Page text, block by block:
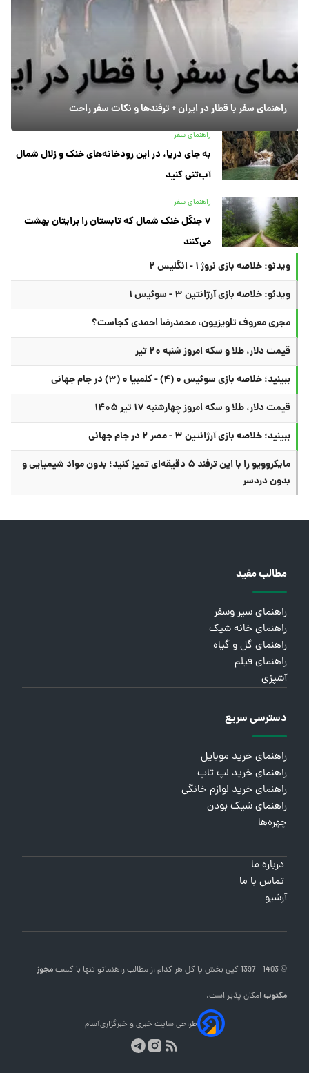
راهنمای سفر با قطار در ایران + ترفندها و نکات سفر راحت
راهنمای سفر
به جای دریا، در این رودخانه‌های خنک و زلال شمال
آب‌تنی کنید
راهنمای سفر
۷ جنگل خنک شمال که تابستان را برایتان بهشت
می‌کنند
ویدئو: خلاصه بازی نروژ ۱ - انگلیس ۲
ویدئو: خلاصه بازی آرژانتین ۳ - سوئیس ۱
مجری معروف تلویزیون، محمدرضا احمدی کجاست؟
قیمت دلار، طلا و سکه امروز شنبه ۲۰ تیر
ببینید؛ خلاصه بازی سوئیس ۰ (۴) - کلمبیا ۰ (۳) در جام جهانی
قیمت دلار، طلا و سکه امروز چهارشنبه ۱۷ تیر ۱۴۰۵
ببینید؛ خلاصه بازی آرژانتین ۳ - مصر ۲ در جام جهانی
مایکروویو را با این ترفند ۵ دقیقه‌ای تمیز کنید؛ بدون مواد شیمیایی و
بدون دردسر
مطالب مفید
راهنمای سیر وسفر
راهنمای خانه شیک
راهنمای گل و گیاه
راهنمای فیلم
آشپزی
دسترسی سریع
راهنمای خرید موبایل
راهنمای خرید لپ تاپ
راهنمای خرید لوازم خانگی
راهنمای شیک بودن
چهره‌ها
درباره ما
تماس با ما
آرشیو
© 1403 - 1397 کپی بخش یا کل هر کدام از مطالب راهنماتو تنها با کسبمجوز
مکتوبامکان پذیر است.
طراحی سایت خبری و خبرگزاریآسام